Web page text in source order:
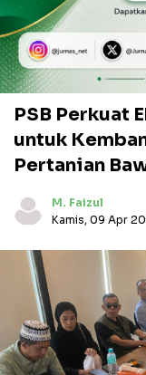
PSB Perkuat
untuk
Pertanian
M. Faizul
Kamis, 09 Apr